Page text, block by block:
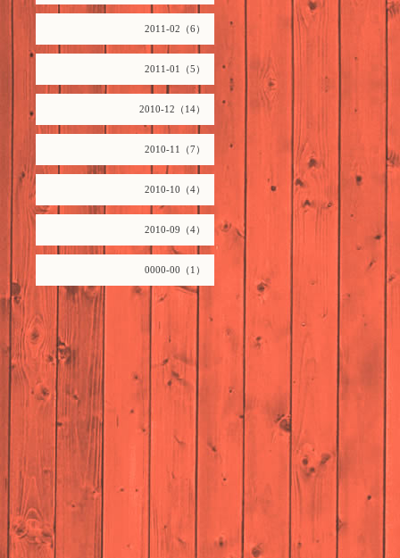
2011-02（6）
2011-01（5）
2010-12（14）
2010-11（7）
2010-10（4）
2010-09（4）
0000-00（1）